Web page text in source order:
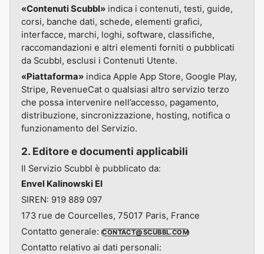
«Contenuti Scubbl» indica i contenuti, testi, guide,
corsi, banche dati, schede, elementi grafici,
interfacce, marchi, loghi, software, classifiche,
raccomandazioni e altri elementi forniti o pubblicati
da Scubbl, esclusi i Contenuti Utente.
«Piattaforma» indica Apple App Store, Google Play,
Stripe, RevenueCat o qualsiasi altro servizio terzo
che possa intervenire nell’accesso, pagamento,
distribuzione, sincronizzazione, hosting, notifica o
funzionamento del Servizio.
2. Editore e documenti applicabili
Il Servizio Scubbl è pubblicato da:
Envel Kalinowski EI
SIREN: 919 889 097
173 rue de Courcelles, 75017 Paris, France
Contatto generale:CONTACT@SCUBBL.COM
Contatto relativo ai dati personali: